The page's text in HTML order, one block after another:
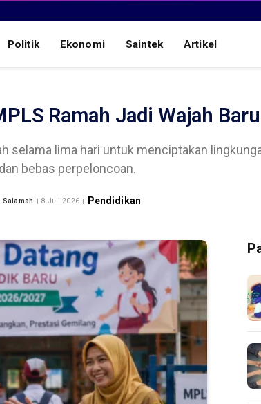
Politik Ekonomi Saintek Artikel
Ramah Jadi Wajah
selama lima hari untuk menciptakan
bebas perpeloncoan.
Salamah 8 Juli 2026 Pendidikan